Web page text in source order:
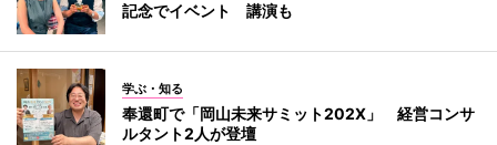
記念でイベント 講演も
学ぶ・知る
奉還町で「岡山未来サミット202X」 経営コンサ
ルタント2人が登壇